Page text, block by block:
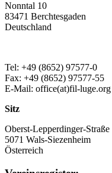
Nonntal 10
83471 Berchtesgaden
Deutschland
Tel: +49 (8652) 97577-0
Fax: +49 (8652) 97577-55
E-Mail: office(at)fil-luge.org
Sitz
Oberst-Lepperdinger-Straße
5071 Wals-Siezenheim
Österreich